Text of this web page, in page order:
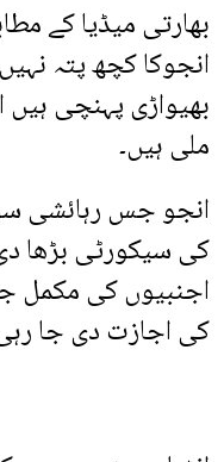
بھارتی میڈیا کے
انجوکا کچھ پتہ
بھیواڑی پہنچی
ملی ہیں۔
انجو جس رہائشی
کی سیکورٹی بڑھا
اجنبیوں کی مکمل
کی اجازت دی جا